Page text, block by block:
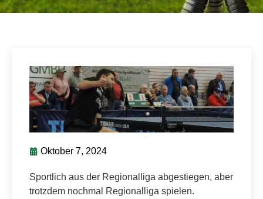
Oktober 7, 2024
Sportlich aus der Regionalliga abgestiegen, aber
trotzdem nochmal Regionalliga spielen.